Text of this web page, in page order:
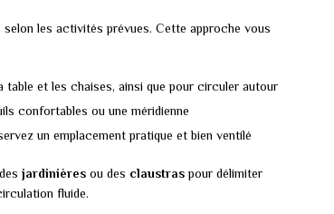
les activités prévues. Cette approche vous
table et les chaises, ainsi que pour circuler autour
confortables ou une méridienne
un emplacement pratique et bien ventilé
jardinières ou des claustraspour délimiter
fluide.